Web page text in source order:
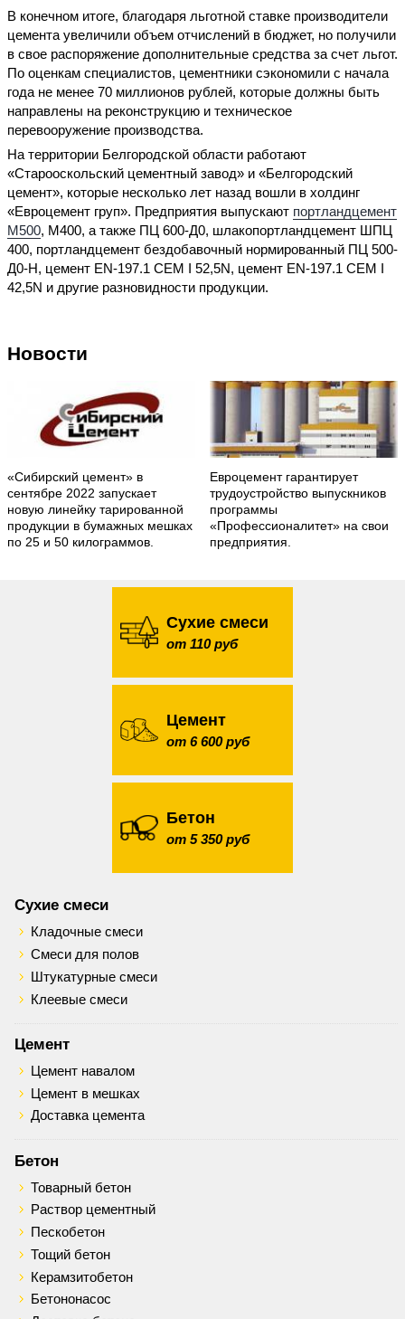
В конечном итоге, благодаря льготной ставке производители
цемента увеличили объем отчислений в бюджет, но получили
в свое распоряжение дополнительные средства за счет льгот.
По оценкам специалистов, цементники сэкономили с начала
года не менее 70 миллионов рублей, которые должны быть
направлены на реконструкцию и техническое
перевооружение производства.
На территории Белгородской области работают
«Старооскольский цементный завод» и «Белгородский
цемент», которые несколько лет назад вошли в холдинг
«Евроцемент груп». Предприятия выпускают портландцемент
М500, М400, а также ПЦ 600-Д0, шлакопортландцемент ШПЦ
400, портландцемент бездобавочный нормированный ПЦ 500-
Д0-Н, цемент EN-197.1 СЕМ I 52,5N, цемент EN-197.1 СЕМ I
42,5N и другие разновидности продукции.
Новости
«Сибирский цемент» в
сентябре 2022 запускает
новую линейку тарированной
продукции в бумажных мешках
по 25 и 50 килограммов.
Евроцемент гарантирует
трудоустройство выпускников
программы
«Профессионалитет» на свои
предприятия.
Сухие смеси
от 110 руб
Цемент
от 6 600 руб
Бетон
от 5 350 руб
Сухие смеси
Кладочные смеси
Смеси для полов
Штукатурные смеси
Клеевые смеси
Цемент
Цемент навалом
Цемент в мешках
Доставка цемента
Бетон
Товарный бетон
Раствор цементный
Пескобетон
Тощий бетон
Керамзитобетон
Бетононасос